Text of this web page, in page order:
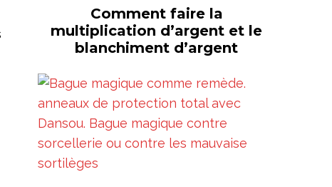
Comment faire la
multiplication d’argent et le
blanchiment d’argent